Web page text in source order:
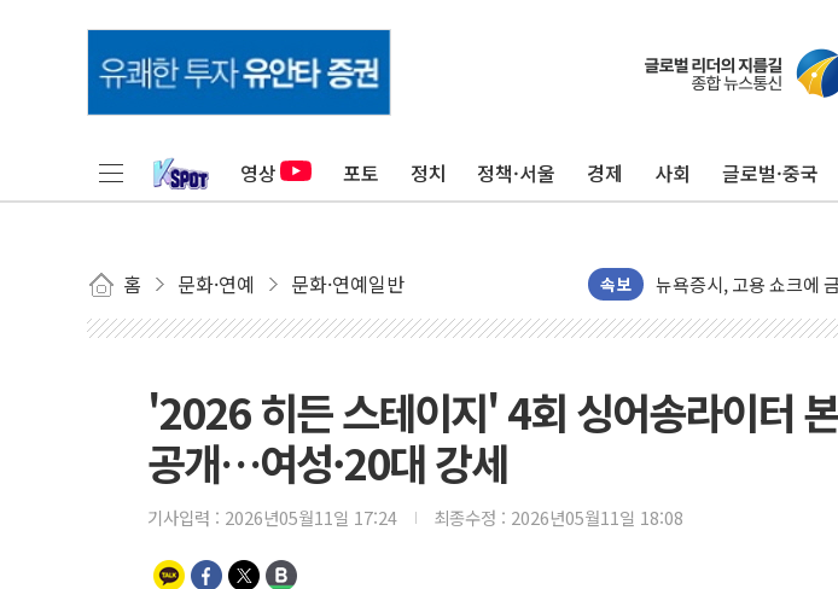
영상 포토 정치 정책·서울 경제 사회 글로벌·중국
홈 문화·연예 문화·연예일반 속보
민주, 오늘 제주·인천 경
한상협, 업계 개인정보
트럼프, 쿡 연준 이사
유럽증시, 美 고용 예상
[종합] 이슬람 수니파 3
트럼프, 백신·자폐증 행
[AI MY 뉴스] 뉴욕 반
'2026 히든 스테이지' 4회 싱어송라이터
공개…여성·20대 강세
기사입력 : 2026년05월11일 17:24 최종수정 : 2026년05월11일 18:08